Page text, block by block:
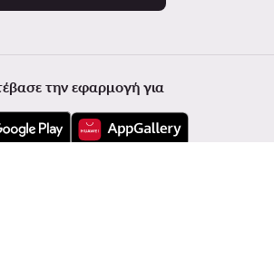
την εφαρμογή για